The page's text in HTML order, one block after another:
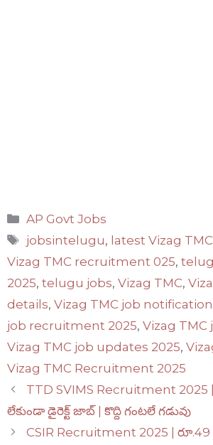
Categories
AP Govt Jobs
Tags
jobsintelugu, latest Vizag
Vizag TMC recruitment 025,
2025, telugu jobs, Vizag TMC,
details, Vizag TMC job
job recruitment 2025, Vizag
Vizag TMC job updates 2025,
Vizag TMC Recruitment 2025
TTD SVIMS Recruitment 2025
లేకుండా డైరెక్ట్ జాబ్ | కొద్ది గంటలే గడువు
CSIR Recruitment 2025 |